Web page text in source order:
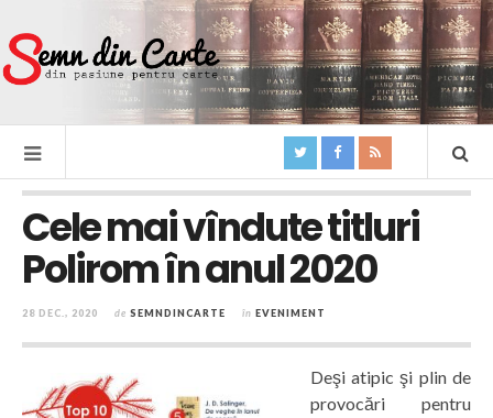
Cele mai vîndute titluri
Polirom în anul 2020
28 DEC., 2020 de SEMNDINCARTE în EVENIMENT
Deşi atipic şi plin de
provocări pentru